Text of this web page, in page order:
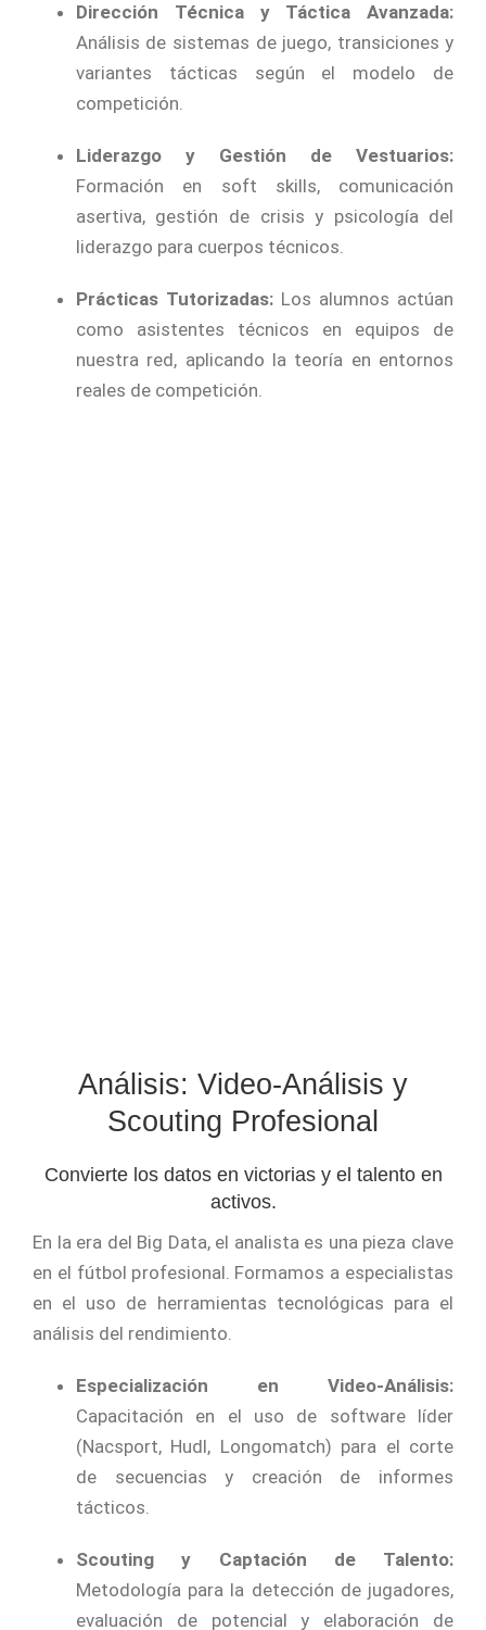
Dirección Técnica y Táctica Avanzada:
Análisis de sistemas de juego, transiciones y
variantes tácticas según el modelo de
competición.
Liderazgo y Gestión de Vestuarios:
Formación en soft skills, comunicación
asertiva, gestión de crisis y psicología del
liderazgo para cuerpos técnicos.
Prácticas Tutorizadas: Los alumnos actúan
como asistentes técnicos en equipos de
nuestra red, aplicando la teoría en entornos
reales de competición.
Análisis: Video-Análisis y
Scouting Profesional
Convierte los datos en victorias y el talento en
activos.
En la era del Big Data, el analista es una pieza clave
en el fútbol profesional. Formamos a especialistas
en el uso de herramientas tecnológicas para el
análisis del rendimiento.
Especialización en Video-Análisis:
Capacitación en el uso de software líder
(Nacsport, Hudl, Longomatch) para el corte
de secuencias y creación de informes
tácticos.
Scouting y Captación de Talento:
Metodología para la detección de jugadores,
evaluación de potencial y elaboración de